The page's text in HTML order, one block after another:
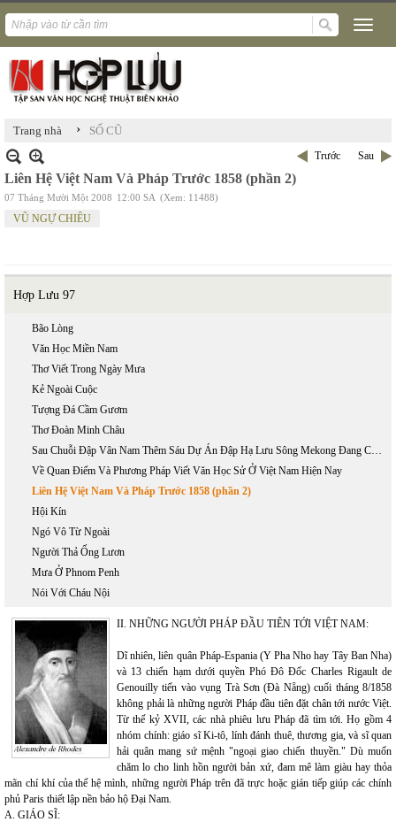
Trang nhà › SỐ CŨ
Trước Sau
Liên Hệ Việt Nam Và Pháp Trước 1858 (phần 2)
07 Tháng Mười Một 2008 12:00 SA (Xem: 11488)
VŨ NGỰ CHIÊU
Hợp Lưu 97
Bão Lòng
Văn Học Miền Nam
Thơ Viết Trong Ngày Mưa
Kẻ Ngoài Cuộc
Tượng Đá Cầm Gươm
Thơ Đoàn Minh Châu
Sau Chuỗi Đập Vân Nam Thêm Sáu Dự Án Đập Hạ Lưu Sông Mekong Đang Chết Dần
Về Quan Điểm Và Phương Pháp Viết Văn Học Sử Ở Việt Nam Hiện Nay
Liên Hệ Việt Nam Và Pháp Trước 1858 (phần 2)
Hội Kín
Ngó Vô Từ Ngoài
Người Thả Ống Lươn
Mưa Ở Phnom Penh
Nói Với Cháu Nội
II. NHỮNG NGƯỜI PHÁP ĐẦU TIÊN TỚI VIỆT NAM:
Dĩ nhiên, liên quân Pháp-Espania (Y Pha Nho hay Tây Ban Nha)
và 13 chiến hạm dưới quyền Phó Đô Đốc Charles Rigault de
Genouilly tiến vào vụng Trà Sơn (Đà Nẵng) cuối tháng 8/1858
không phải là những người Pháp đầu tiên đặt chân tới nước Việt.
Từ thế kỷ XVII, các nhà phiêu lưu Pháp đã tìm tới. Họ gồm 4
nhóm chính: giáo sĩ Ki-tô, lính đánh thuê, thương gia, và sĩ quan
hải quân mang sứ mệnh "ngoại giao chiến thuyền." Dù muốn
chăm lo cho linh hồn người bản xứ, đam mê làm giàu hay thỏa
mãn chí khí của thế hệ mình, những người Pháp trên đã trực hoặc gián tiếp giúp các chính
phủ Paris thiết lập nền bảo hộ Đại Nam.
A. GIÁO SĨ: